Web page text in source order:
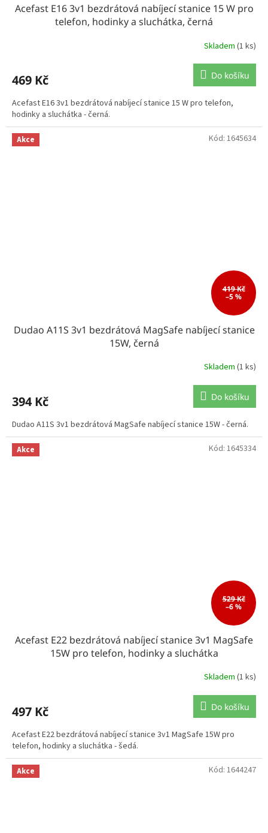
Acefast E16 3v1 bezdrátová nabíjecí stanice 15 W pro
telefon, hodinky a sluchátka, černá
Skladem (1 ks)
469 Kč Do košíku
Acefast E16 3v1 bezdrátová nabíjecí stanice 15 W pro telefon,
hodinky a sluchátka - černá.
Akce
419 Kč
–5 %
Dudao A11S 3v1 bezdrátová MagSafe nabíjecí stanice
15W, černá
Skladem (1 ks)
394 Kč Do košíku
Dudao A11S 3v1 bezdrátová MagSafe nabíjecí stanice 15W - černá.
Kód: 1645634
Akce
529 Kč
–6 %
Acefast E22 bezdrátová nabíjecí stanice 3v1 MagSafe
15W pro telefon, hodinky a sluchátka
Skladem (1 ks)
497 Kč Do košíku
Acefast E22 bezdrátová nabíjecí stanice 3v1 MagSafe 15W pro
telefon, hodinky a sluchátka - šedá.
Kód: 1645334
Akce Kód: 1644247